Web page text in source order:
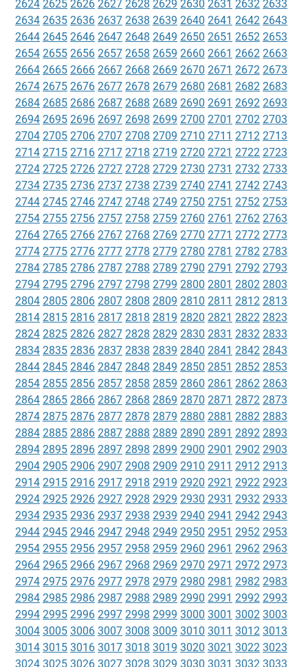
2624 2625 2626 2627 2628 2629 2630 2631 2632 2633
2634 2635 2636 2637 2638 2639 2640 2641 2642 2643
2644 2645 2646 2647 2648 2649 2650 2651 2652 2653
2654 2655 2656 2657 2658 2659 2660 2661 2662 2663
2664 2665 2666 2667 2668 2669 2670 2671 2672 2673
2674 2675 2676 2677 2678 2679 2680 2681 2682 2683
2684 2685 2686 2687 2688 2689 2690 2691 2692 2693
2694 2695 2696 2697 2698 2699 2700 2701 2702 2703
2704 2705 2706 2707 2708 2709 2710 2711 2712 2713
2714 2715 2716 2717 2718 2719 2720 2721 2722 2723
2724 2725 2726 2727 2728 2729 2730 2731 2732 2733
2734 2735 2736 2737 2738 2739 2740 2741 2742 2743
2744 2745 2746 2747 2748 2749 2750 2751 2752 2753
2754 2755 2756 2757 2758 2759 2760 2761 2762 2763
2764 2765 2766 2767 2768 2769 2770 2771 2772 2773
2774 2775 2776 2777 2778 2779 2780 2781 2782 2783
2784 2785 2786 2787 2788 2789 2790 2791 2792 2793
2794 2795 2796 2797 2798 2799 2800 2801 2802 2803
2804 2805 2806 2807 2808 2809 2810 2811 2812 2813
2814 2815 2816 2817 2818 2819 2820 2821 2822 2823
2824 2825 2826 2827 2828 2829 2830 2831 2832 2833
2834 2835 2836 2837 2838 2839 2840 2841 2842 2843
2844 2845 2846 2847 2848 2849 2850 2851 2852 2853
2854 2855 2856 2857 2858 2859 2860 2861 2862 2863
2864 2865 2866 2867 2868 2869 2870 2871 2872 2873
2874 2875 2876 2877 2878 2879 2880 2881 2882 2883
2884 2885 2886 2887 2888 2889 2890 2891 2892 2893
2894 2895 2896 2897 2898 2899 2900 2901 2902 2903
2904 2905 2906 2907 2908 2909 2910 2911 2912 2913
2914 2915 2916 2917 2918 2919 2920 2921 2922 2923
2924 2925 2926 2927 2928 2929 2930 2931 2932 2933
2934 2935 2936 2937 2938 2939 2940 2941 2942 2943
2944 2945 2946 2947 2948 2949 2950 2951 2952 2953
2954 2955 2956 2957 2958 2959 2960 2961 2962 2963
2964 2965 2966 2967 2968 2969 2970 2971 2972 2973
2974 2975 2976 2977 2978 2979 2980 2981 2982 2983
2984 2985 2986 2987 2988 2989 2990 2991 2992 2993
2994 2995 2996 2997 2998 2999 3000 3001 3002 3003
3004 3005 3006 3007 3008 3009 3010 3011 3012 3013
3014 3015 3016 3017 3018 3019 3020 3021 3022 3023
3024 3025 3026 3027 3028 3029 3030 3031 3032 3033